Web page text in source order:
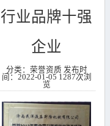
行业品牌十强
企业
分类：荣誉资质 发布时
间：2022-01-05 1287次浏
览